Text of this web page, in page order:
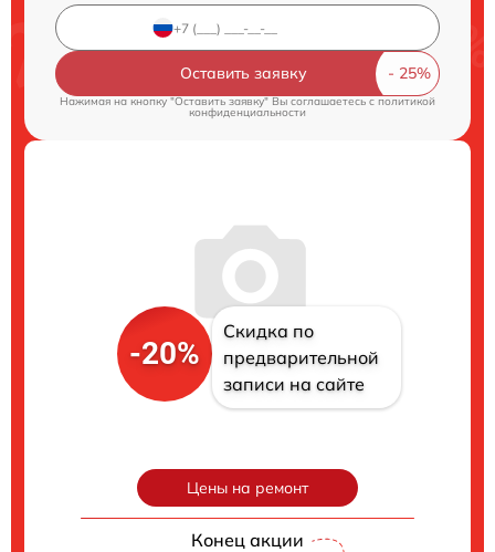
Оставить заявку
Нажимая на кнопку "Оставить заявку" Вы соглашаетесь cполитикой
конфиденциальности
-20%
Скидка по
предварительной
записи на сайте
Цены на ремонт
Конец акции